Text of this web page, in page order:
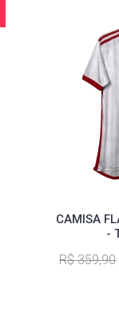
CAMISA
-
R$ 359,90